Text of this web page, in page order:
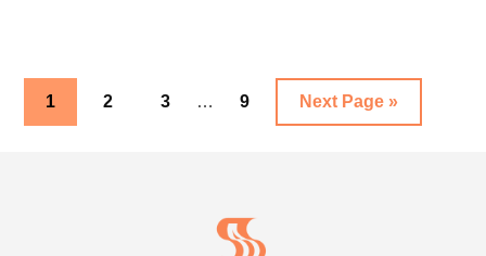
Go
to
1
Go
2
Go
3
Interim
…
Go
9
Go
to
Next Page »